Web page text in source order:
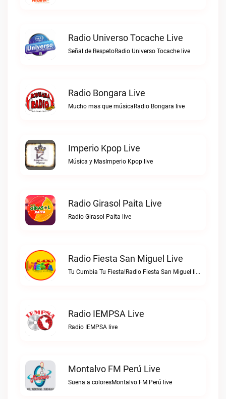
Radio Universo Tocache Live
Señal de RespetoRadio Universo Tocache live
Radio Bongara Live
Mucho mas que músicaRadio Bongara live
Imperio Kpop Live
Música y MasImperio Kpop live
Radio Girasol Paita Live
Radio Girasol Paita live
Radio Fiesta San Miguel Live
Tu Cumbia Tu Fiesta!Radio Fiesta San Miguel live
Radio IEMPSA Live
Radio IEMPSA live
Montalvo FM Perú Live
Suena a coloresMontalvo FM Perú live